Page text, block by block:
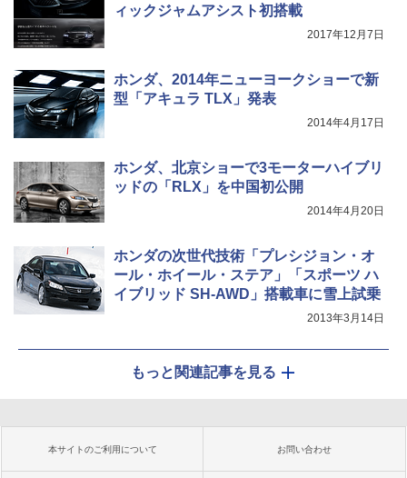
ィックジャムアシスト初搭載
2017年12月7日
ホンダ、2014年ニューヨークショーで新
型「アキュラ TLX」発表
2014年4月17日
ホンダ、北京ショーで3モーターハイブリ
ッドの「RLX」を中国初公開
2014年4月20日
ホンダの次世代技術「プレシジョン・オ
ール・ホイール・ステア」「スポーツ ハ
イブリッド SH-AWD」搭載車に雪上試乗
2013年3月14日
もっと関連記事を見る
本サイトのご利用について お問い合わせ